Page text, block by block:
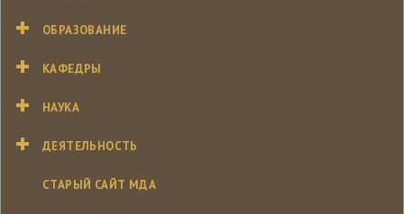
ОБРАЗОВАНИЕ
КАФЕДРЫ
НАУКА
ДЕЯТЕЛЬНОСТЬ
СТАРЫЙ САЙТ МДА